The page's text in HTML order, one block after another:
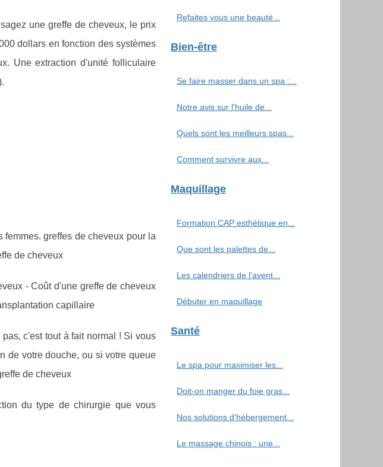
une greffe de cheveux, le prix
dollars en fonction des systèmes
Une extraction d'unité folliculaire
greffes de cheveux pour la
de cheveux
- Coût d'une greffe de cheveux
capillaire
c'est tout à fait normal ! Si vous
de votre douche, ou si votre queue
de cheveux
du type de chirurgie que vous
Refaites vous une beauté...
Bien-être
Se faire masser dans un spa :...
Notre avis sur l'huile de...
Quels sont les meilleurs spas...
Comment survivre aux...
Maquillage
Formation CAP esthétique en...
Que sont les palettes de...
Les calendriers de l’avent...
Débuter en maquillage
Santé
Le spa pour maximiser les...
Doit-on manger du foie gras...
Nos solutions d'hébergement...
Le massage chinois : une...